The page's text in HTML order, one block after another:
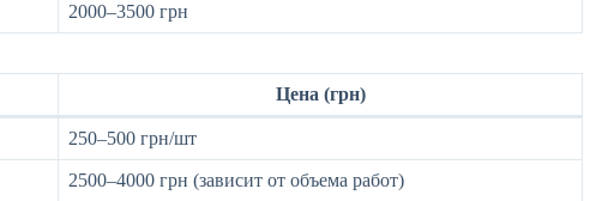
2000–3500 грн
Цена (грн)
250–500 грн/шт
2500–4000 грн (зависит от объема работ)